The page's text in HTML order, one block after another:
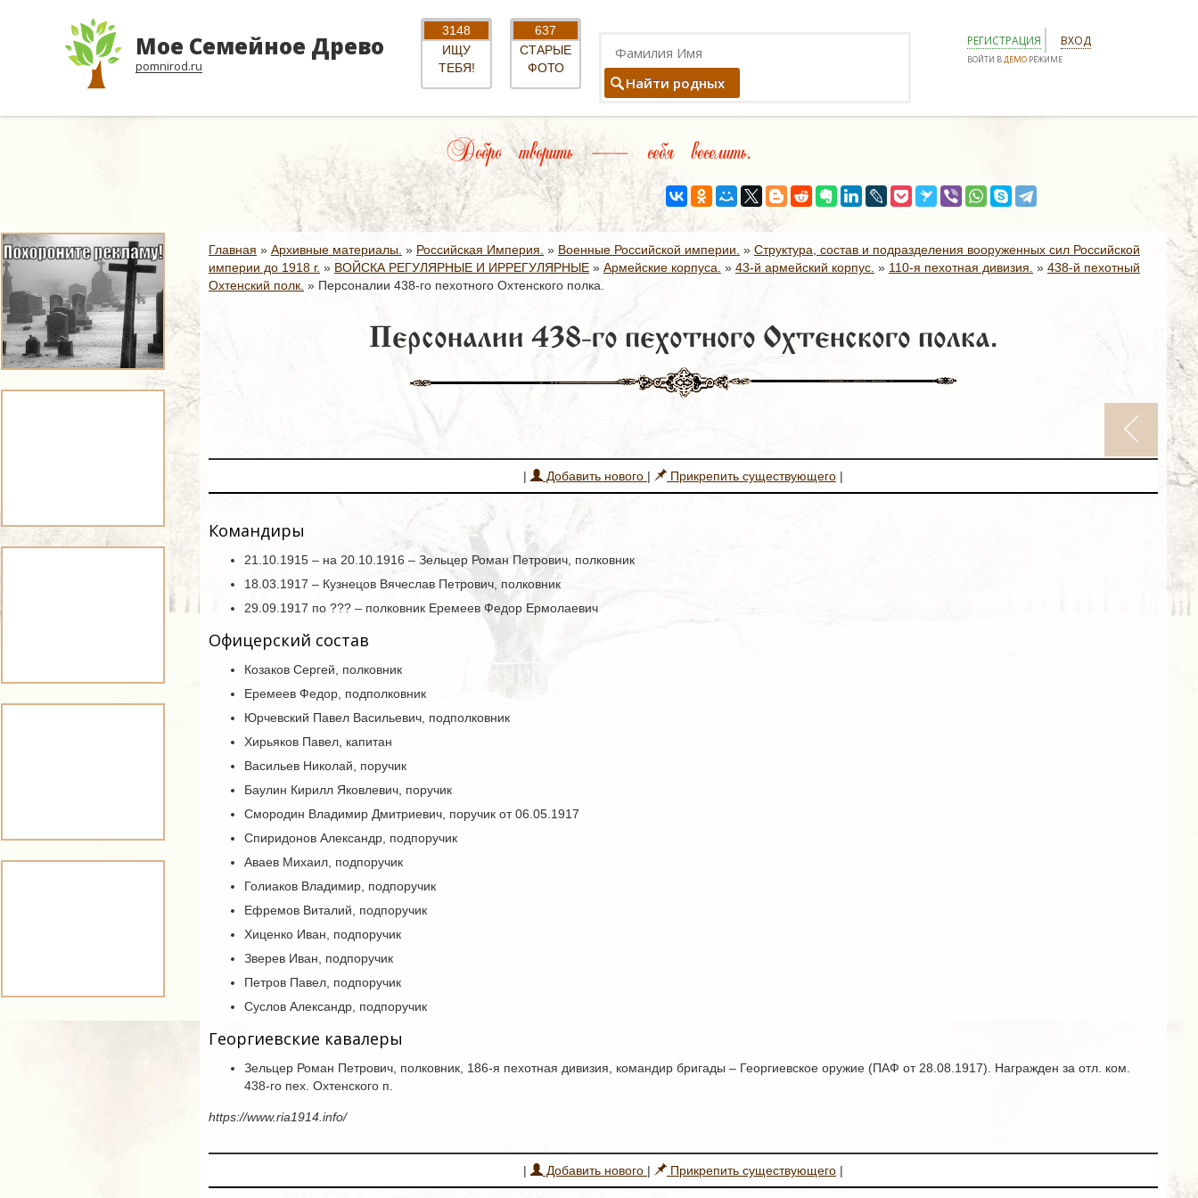
Мое Семейное Древо
pomnirod.ru
3148
ИЩУ
ТЕБЯ!
637
СТАРЫЕ
ФОТО
Найти родных
РЕГИСТРАЦИЯ ВХОД
ВОЙТИ ВДЕМО РЕЖИМЕ
Добро творить — себя веселить.
Главная » Архивные материалы. » Российская Империя. » Военные Российской империи. » Структура, состав и подразделения вооруженных сил Российской
империи до 1918 г. » ВОЙСКА РЕГУЛЯРНЫЕ И ИРРЕГУЛЯРНЫЕ » Армейские корпуса. » 43-й армейский корпус. » 110-я пехотная дивизия. » 438-й пехотный
Охтенский полк. » Персоналии 438-го пехотного Охтенского полка.
Персоналии 438-го пехотного Охтенского полка.
| Добавить нового | Прикрепить существующего |
Командиры
21.10.1915 – на 20.10.1916 – Зельцер Роман Петрович, полковник
18.03.1917 – Кузнецов Вячеслав Петрович, полковник
29.09.1917 по ??? – полковник Еремеев Федор Ермолаевич
Офицерский состав
Козаков Сергей, полковник
Еремеев Федор, подполковник
Юрчевский Павел Васильевич, подполковник
Хирьяков Павел, капитан
Васильев Николай, поручик
Баулин Кирилл Яковлевич, поручик
Смородин Владимир Дмитриевич, поручик от 06.05.1917
Спиридонов Александр, подпоручик
Аваев Михаил, подпоручик
Голиаков Владимир, подпоручик
Ефремов Виталий, подпоручик
Хиценко Иван, подпоручик
Зверев Иван, подпоручик
Петров Павел, подпоручик
Суслов Александр, подпоручик
Георгиевские кавалеры
Зельцер Роман Петрович, полковник, 186-я пехотная дивизия, командир бригады – Георгиевское оружие (ПАФ от 28.08.1917). Награжден за отл. ком.
438-го пех. Охтенского п.
https://www.ria1914.info/
| Добавить нового | Прикрепить существующего |